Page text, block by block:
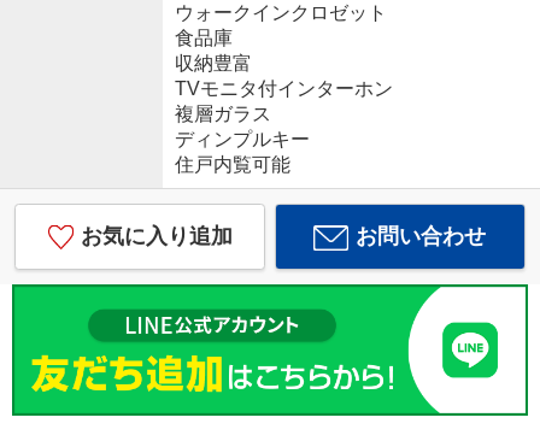
ウォークインクロゼット
食品庫
収納豊富
TVモニタ付インターホン
複層ガラス
ディンプルキー
住戸内覧可能
お気に入り追加 お問い合わせ